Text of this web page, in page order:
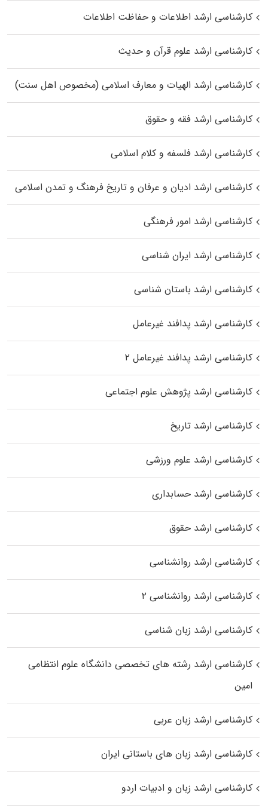
کارشناسی ارشد اطلاعات و حفاظت اطلاعات
کارشناسی ارشد علوم قرآن و حدیث
کارشناسی ارشد الهیات و معارف اسلامی (مخصوص اهل سنت)
کارشناسی ارشد فقه و حقوق
کارشناسی ارشد فلسفه و کلام اسلامی
کارشناسی ارشد ادیان و عرفان و تاریخ فرهنگ و تمدن اسلامی
کارشناسی ارشد امور فرهنگی
کارشناسی ارشد ایران شناسی
کارشناسی ارشد باستان شناسی
کارشناسی ارشد پدافند غیرعامل
کارشناسی ارشد پدافند غیرعامل ۲
کارشناسی ارشد پژوهش علوم اجتماعی
کارشناسی ارشد تاریخ
کارشناسی ارشد علوم ورزشی
کارشناسی ارشد حسابداری
کارشناسی ارشد حقوق
کارشناسی ارشد روانشناسی
کارشناسی ارشد روانشناسی ۲
کارشناسی ارشد زبان شناسی
کارشناسی ارشد رﺷﺘﻪ ﻫﺎی تخصصی داﻧﺸﮕﺎه ﻋﻠﻮم انتظامی
اﻣﻴﻦ
کارشناسی ارشد زبان عربی
کارشناسی ارشد زبان‌ های باستانی ایران
کارشناسی ارشد زبان و ادبیات اردو